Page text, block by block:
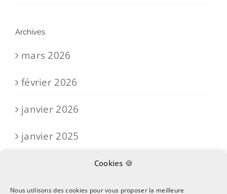
Cookies 🍪
Nous utilisons des cookies pour vous proposer la meilleure
Archives
mars 2026
février 2026
janvier 2026
janvier 2025